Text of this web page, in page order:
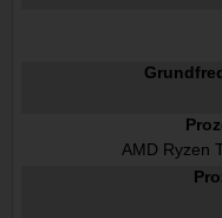
AMD Ryzen